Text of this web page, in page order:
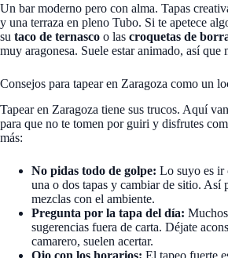
Un bar moderno pero con alma. Tapas
y una terraza en pleno Tubo. Si te apetece
su taco de ternasco o las croquetas de
muy aragonesa. Suele estar animado, así que
Consejos para tapear en Zaragoza como un
Tapear en Zaragoza tiene sus trucos. Aquí
para que no te tomen por guiri y disfrutes
más:
No pidas todo de golpe: Lo suyo es ir
una o dos tapas y cambiar de sitio. Así
mezclas con el ambiente.
Pregunta por la tapa del día:
sugerencias fuera de carta. Déjate
camarero, suelen acertar.
Ojo con los horarios: El tapeo fuerte